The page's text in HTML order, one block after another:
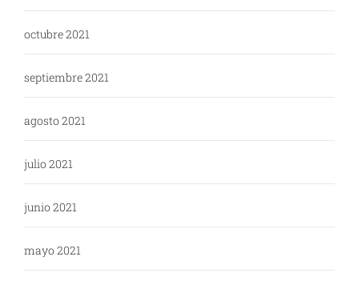
octubre 2021
septiembre 2021
agosto 2021
julio 2021
junio 2021
mayo 2021